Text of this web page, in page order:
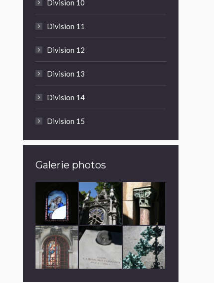
Division 10
Division 11
Division 12
Division 13
Division 14
Division 15
Galerie photos